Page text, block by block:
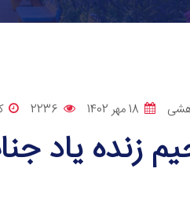
18 مهر 1402 2236
زنده یاد